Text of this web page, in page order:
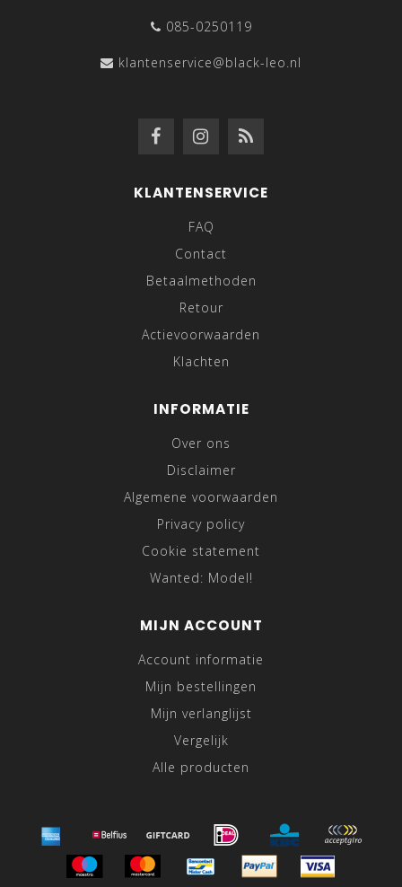
085-0250119
klantenservice@black-leo.nl
KLANTENSERVICE
FAQ
Contact
Betaalmethoden
Retour
Actievoorwaarden
Klachten
INFORMATIE
Over ons
Disclaimer
Algemene voorwaarden
Privacy policy
Cookie statement
Wanted: Model!
MIJN ACCOUNT
Account informatie
Mijn bestellingen
Mijn verlanglijst
Vergelijk
Alle producten